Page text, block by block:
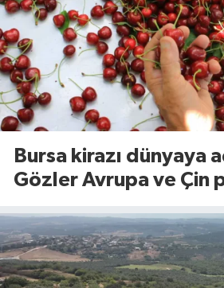
Bursa kirazı dünyaya
Gözler Avrupa ve Çin